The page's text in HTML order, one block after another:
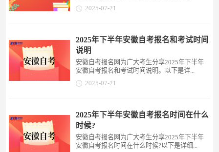
2025-07-21
2025年下半年安徽自考报名和考试时间
说明
安徽自考报名网为广大考生分享2025年下半年
安徽自考报名和考试时间说明。以下是详...
2025-07-21
2025年下半年安徽自考报名时间在什么
时候?
安徽自考报名网为广大考生分享2025年下半年
安徽自考报名时间在什么时候?以下是详细...